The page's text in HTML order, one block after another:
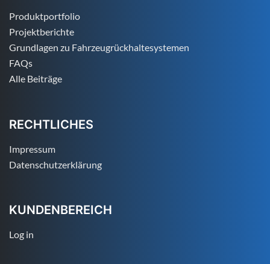
Produktportfolio
Projektberichte
Grundlagen zu Fahrzeugrückhaltesystemen
FAQs
Alle Beiträge
RECHTLICHES
Impressum
Datenschutzerklärung
KUNDENBEREICH
Log in